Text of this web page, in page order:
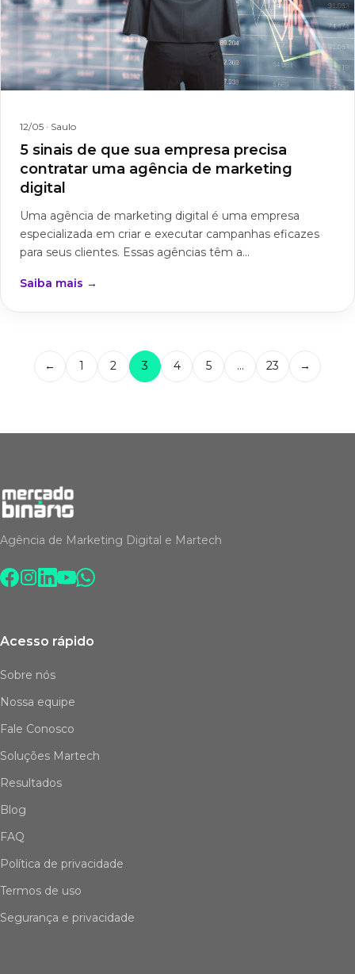
12/05 · Saulo
5 sinais de que sua empresa precisa
contratar uma agência de marketing
digital
Uma agência de marketing digital é uma empresa
especializada em criar e executar campanhas eficazes
para seus clientes. Essas agências têm a...
Saiba mais →
← 1 2 3 4 5 … 23 →
Agência de Marketing Digital e Martech
Acesso rápido
Sobre nós
Nossa equipe
Fale Conosco
Soluções Martech
Resultados
Blog
FAQ
Política de privacidade
Termos de uso
Segurança e privacidade